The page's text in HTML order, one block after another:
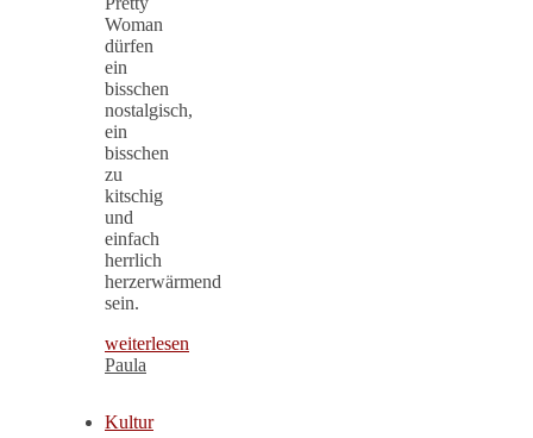
Woman
dürfen
ein
bisschen
nostalgisch,
ein
bisschen
zu
kitschig
und
einfach
herrlich
herzerwärmend
sein.
weiterlesen
Paula
Kultur